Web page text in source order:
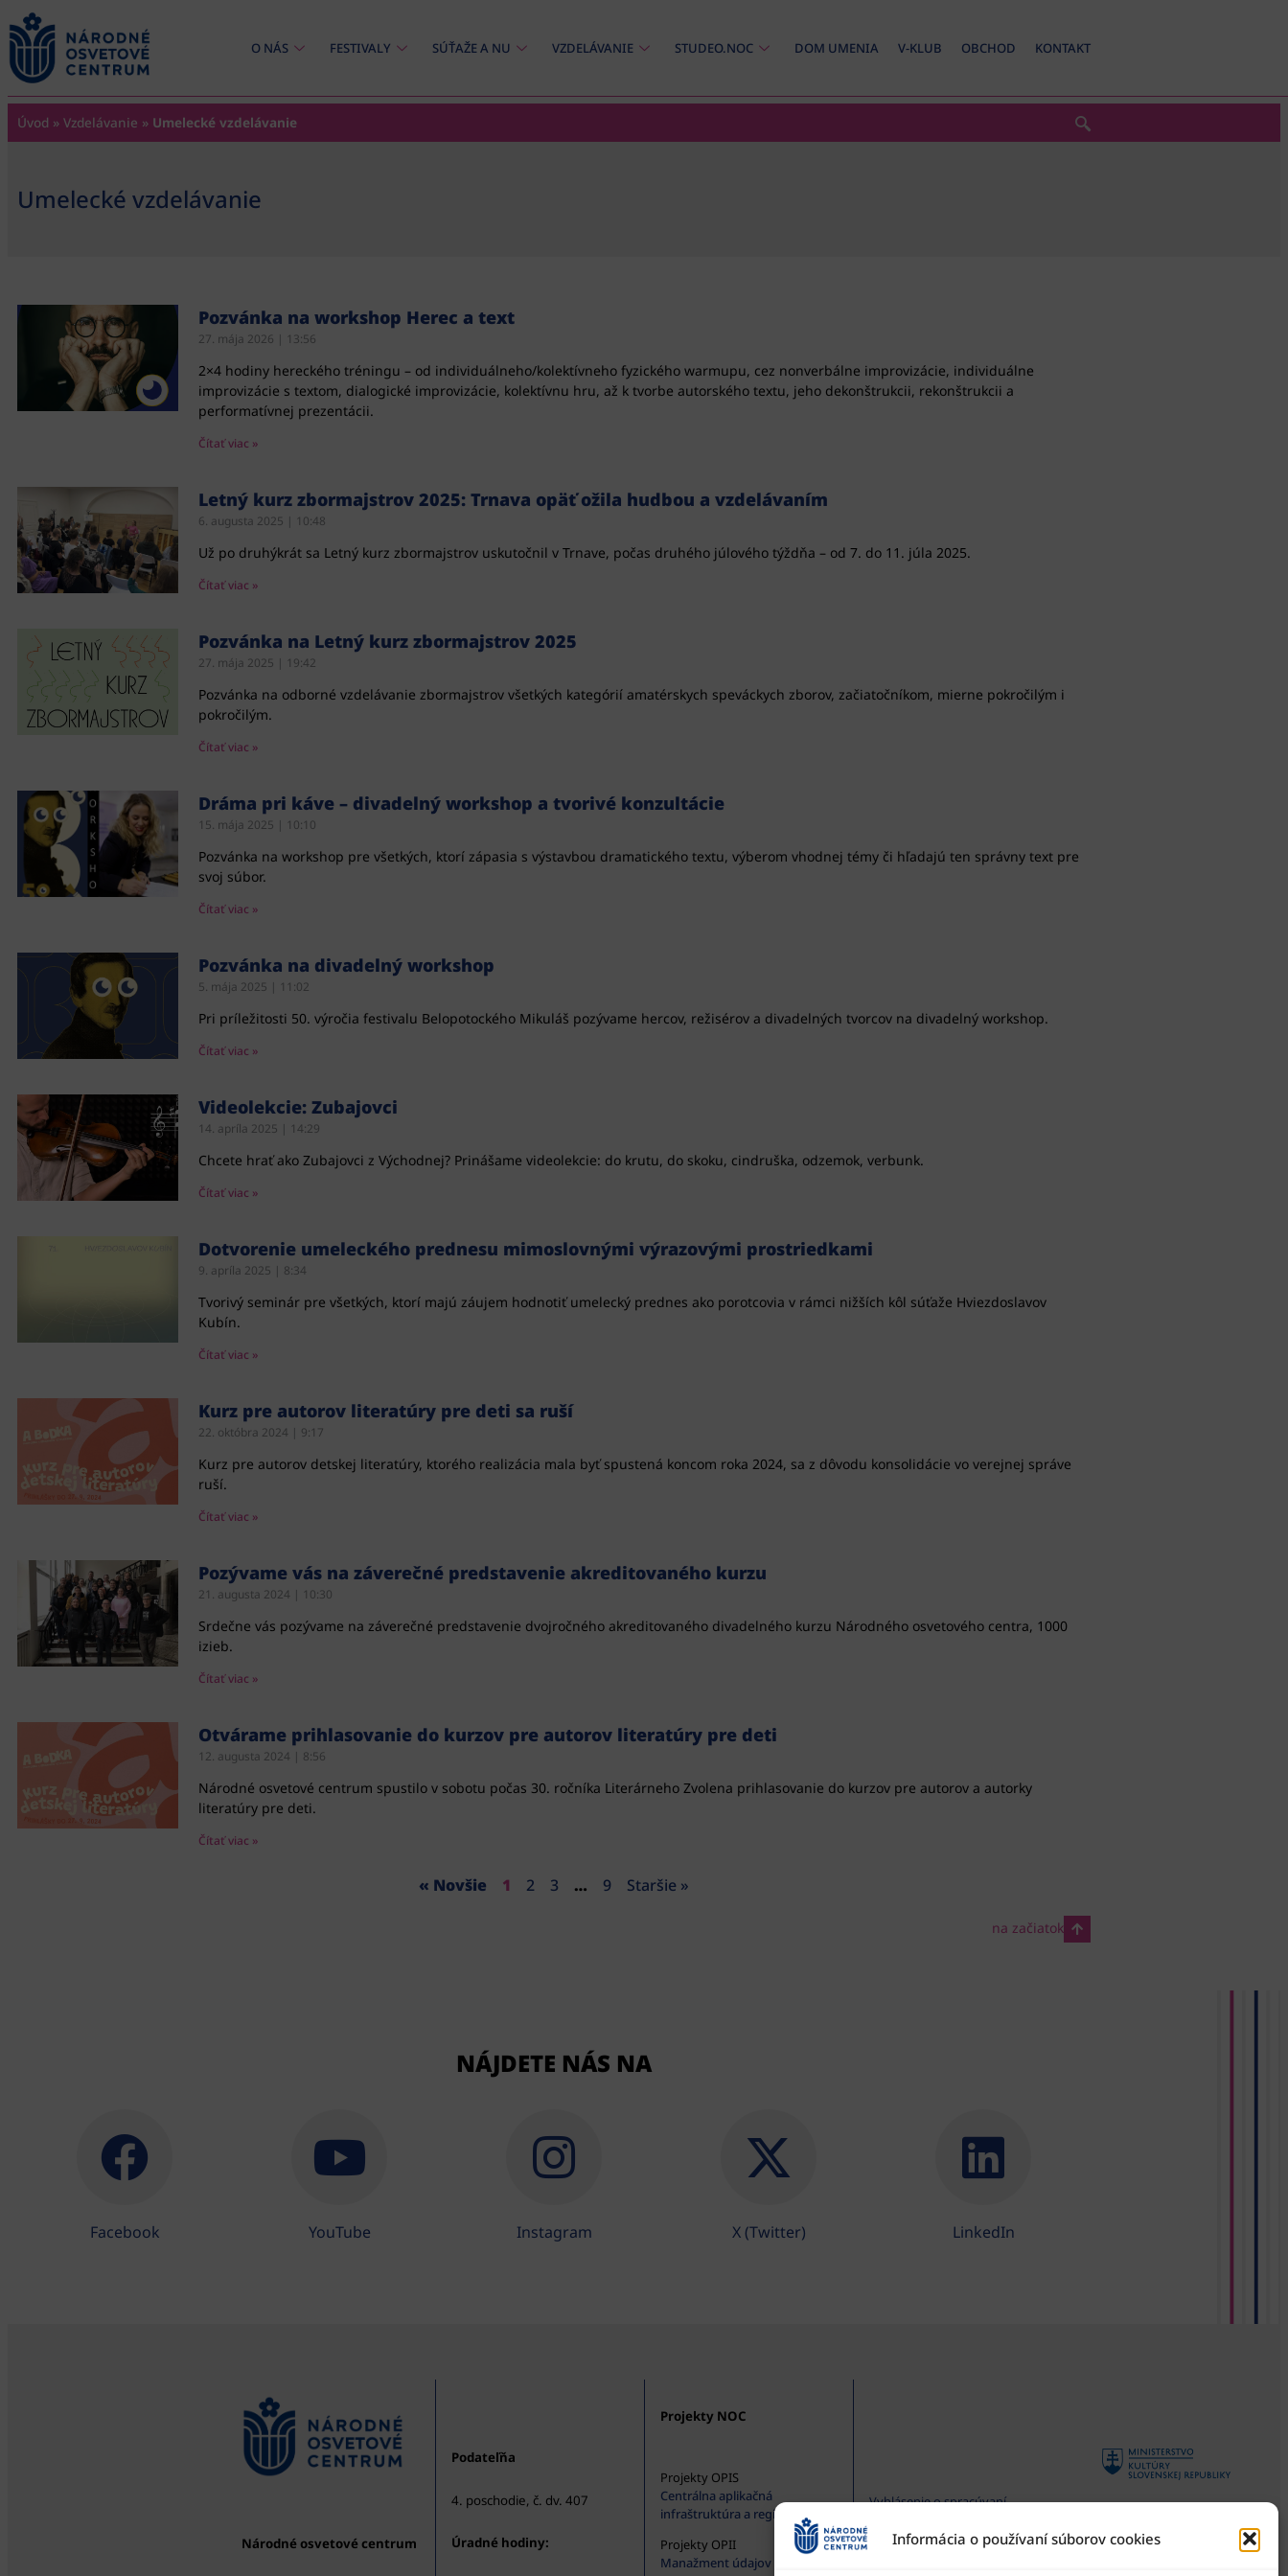
Informácia o používaní súborov cookies
content
O NÁS FESTIVALY SÚŤAŽE A NU VZDELÁVANIE STUDEO.NOC DOM UMENIA V-KLUB OBCHOD KONTAKT
Úvod » Vzdelávanie » Umelecké vzdelávanie
Umelecké vzdelávanie
Pozvánka na workshop Herec a text
27. mája 2026 13:56
2×4 hodiny hereckého tréningu – od individuálneho/kolektívneho fyzického warmupu, cez nonverbálne improvizácie, individuálne
improvizácie s textom, dialogické improvizácie, kolektívnu hru, až k tvorbe autorského textu, jeho dekonštrukcii, rekonštrukcii a
performatívnej prezentácii.
Čítať viac »
Letný kurz zbormajstrov 2025: Trnava opäť ožila hudbou a vzdelávaním
6. augusta 2025 10:48
Už po druhýkrát sa Letný kurz zbormajstrov uskutočnil v Trnave, počas druhého júlového týždňa – od 7. do 11. júla 2025.
Čítať viac »
Pozvánka na Letný kurz zbormajstrov 2025
27. mája 2025 19:42
Pozvánka na odborné vzdelávanie zbormajstrov všetkých kategórií amatérskych speváckych zborov, začiatočníkom, mierne pokročilým i
pokročilým.
Čítať viac »
Dráma pri káve – divadelný workshop a tvorivé konzultácie
15. mája 2025 10:10
Pozvánka na workshop pre všetkých, ktorí zápasia s výstavbou dramatického textu, výberom vhodnej témy či hľadajú ten správny text pre
svoj súbor.
Čítať viac »
Pozvánka na divadelný workshop
5. mája 2025 11:02
Pri príležitosti 50. výročia festivalu Belopotockého Mikuláš pozývame hercov, režisérov a divadelných tvorcov na divadelný workshop.
Čítať viac »
Videolekcie: Zubajovci
14. apríla 2025 14:29
Chcete hrať ako Zubajovci z Východnej? Prinášame videolekcie: do krutu, do skoku, cindruška, odzemok, verbunk.
Čítať viac »
Dotvorenie umeleckého prednesu mimoslovnými výrazovými prostriedkami
9. apríla 2025 8:34
Tvorivý seminár pre všetkých, ktorí majú záujem hodnotiť umelecký prednes ako porotcovia v rámci nižších kôl súťaže Hviezdoslavov
Kubín.
Čítať viac »
Kurz pre autorov literatúry pre deti sa ruší
22. októbra 2024 9:17
Kurz pre autorov detskej literatúry, ktorého realizácia mala byť spustená koncom roka 2024, sa z dôvodu konsolidácie vo verejnej správe
ruší.
Čítať viac »
Pozývame vás na záverečné predstavenie akreditovaného kurzu
21. augusta 2024 10:30
Srdečne vás pozývame na záverečné predstavenie dvojročného akreditovaného divadelného kurzu Národného osvetového centra, 1000
izieb.
Čítať viac »
Otvárame prihlasovanie do kurzov pre autorov literatúry pre deti
12. augusta 2024 8:56
Národné osvetové centrum spustilo v sobotu počas 30. ročníka Literárneho Zvolena prihlasovanie do kurzov pre autorov a autorky
literatúry pre deti.
Čítať viac »
« Novšie 1 2 3 … 9 Staršie »
na začiatok
NÁJDETE NÁS NA
Facebook YouTube Instagram X (Twitter) LinkedIn
Národné osvetové centrum
Podateľňa
4. poschodie, č. dv. 407
Úradné hodiny:
Projekty NOC
Projekty OPIS
Centrálna aplikačná
infraštruktúra a registratúra
Projekty OPII
Manažment údajov v oblasti
Vyhlásenie o spracúvaní
Všeobecné podmienky súťaží
Národné osvetové centrum